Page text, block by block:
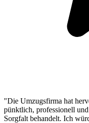
"Die Umzugsfirma hat
pünktlich, professionell
Sorgfalt behandelt. Ich